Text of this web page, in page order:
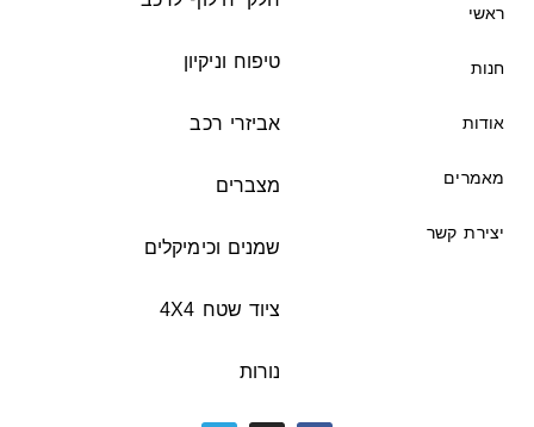
ראשי
חנות
אודות
מאמרים
יצירת קשר
טיפוח וניקיון
אביזרי רכב
מצברים
שמנים וכימיקלים
ציוד שטח 4X4
נורות